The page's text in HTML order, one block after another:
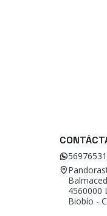
4560000
Biobío -